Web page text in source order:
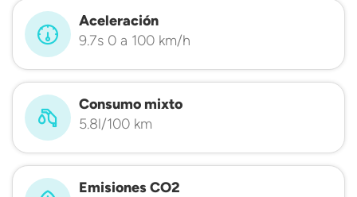
Aceleración
9.7s 0 a 100 km/h
Consumo mixto
5.8l/100 km
Emisiones CO2